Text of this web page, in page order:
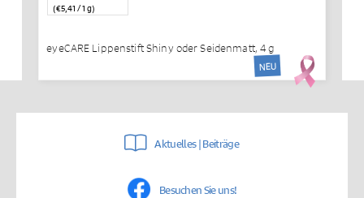
(€5,41 / 1 g)
eyeCARE Lippenstift Shiny oder Seidenmatt, 4 g
NEU
Aktuelles | Beiträge
Besuchen Sie uns!